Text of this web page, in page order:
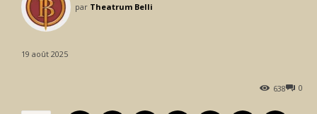
par Theatrum Belli
19 août 2025
0
638